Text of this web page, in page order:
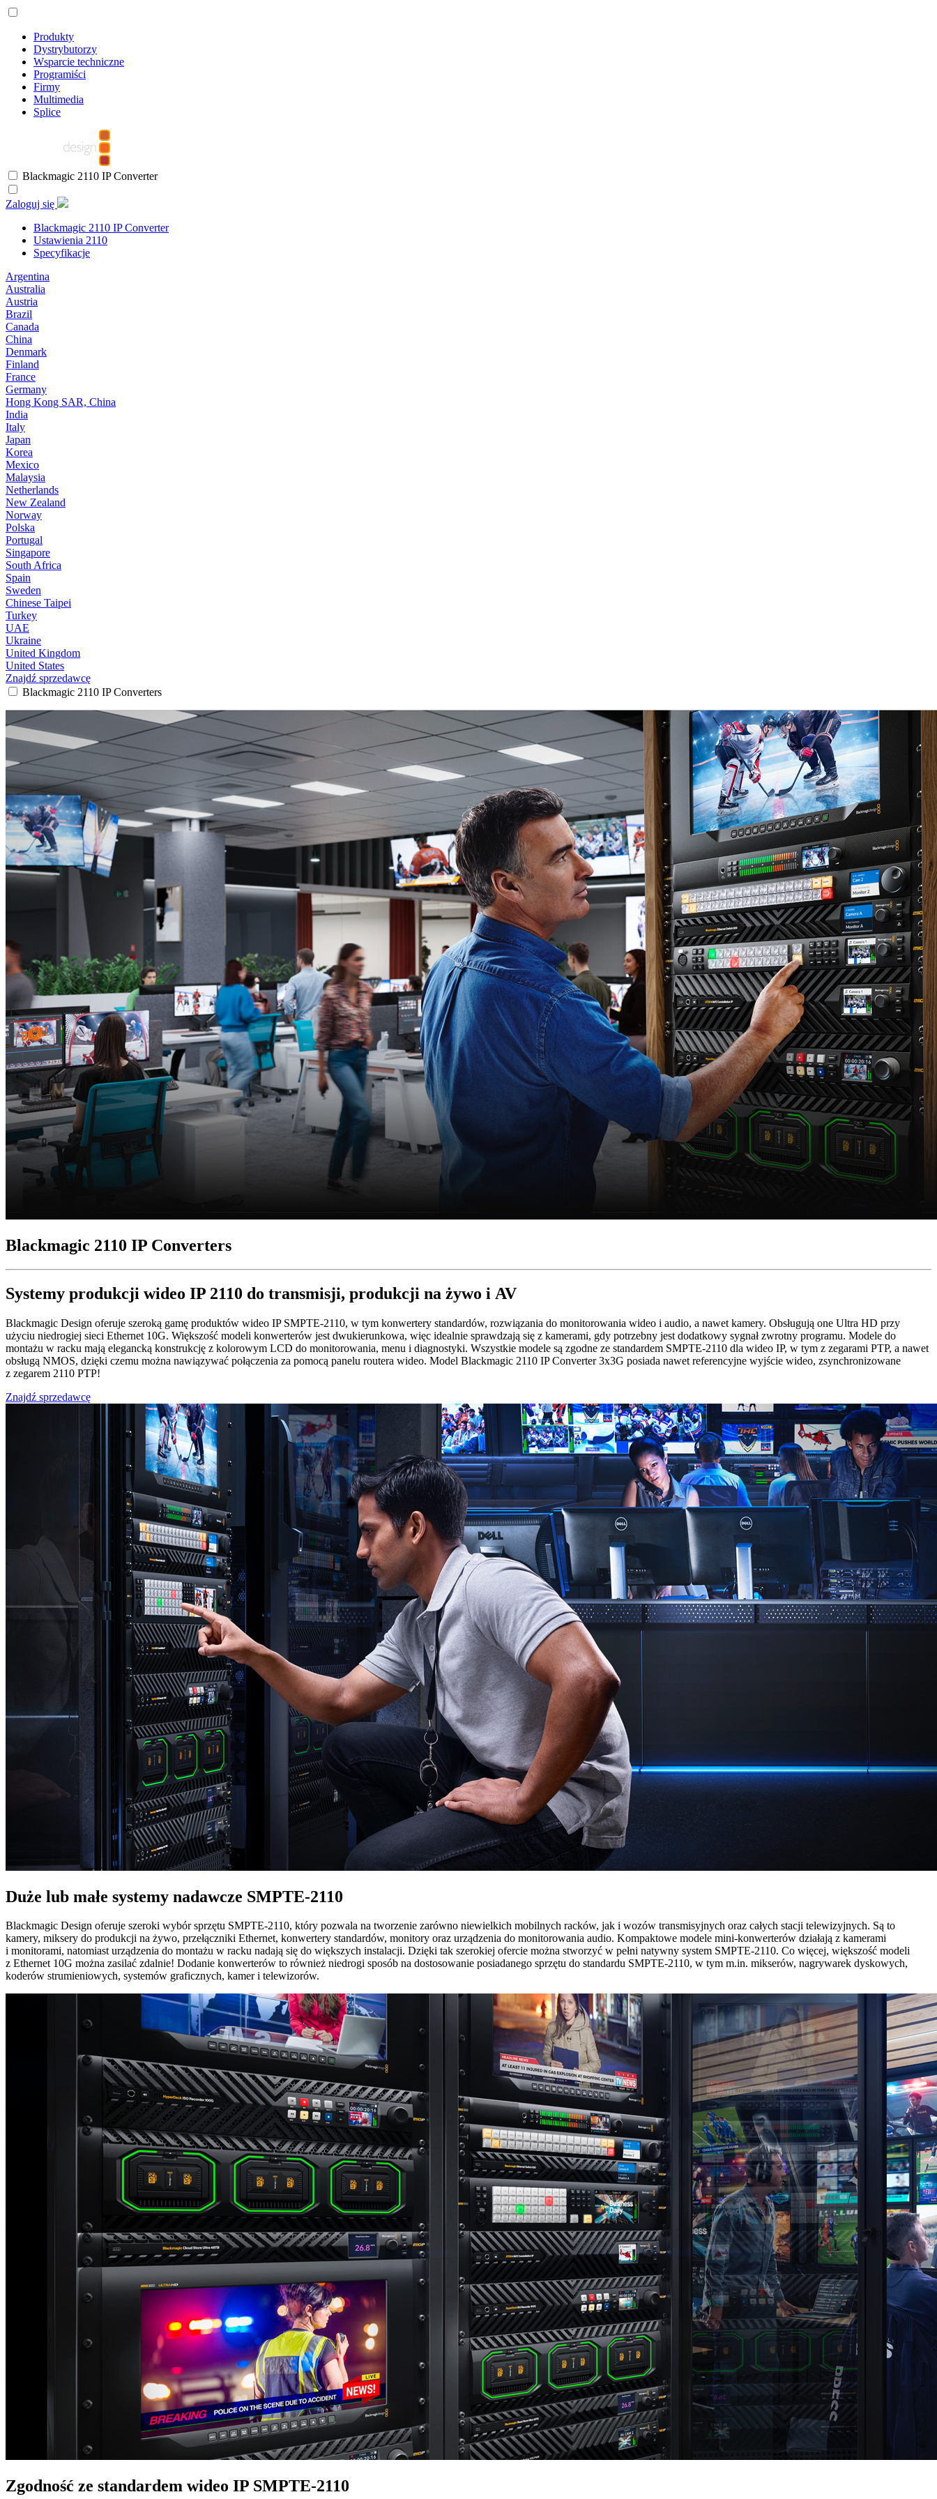
Produkty
Dystrybutorzy
Wsparcie techniczne
Programiści
Firmy
Multimedia
Splice
Blackmagic 2110 IP Converter
Zaloguj się
Blackmagic 2110 IP Converter
Ustawienia 2110
Specyfikacje
Argentina
Australia
Austria
Brazil
Canada
China
Denmark
Finland
France
Germany
Hong Kong SAR, China
India
Italy
Japan
Korea
Mexico
Malaysia
Netherlands
New Zealand
Norway
Polska
Portugal
Singapore
South Africa
Spain
Sweden
Chinese Taipei
Turkey
UAE
Ukraine
United Kingdom
United States
Znajdź sprzedawcę
Blackmagic 2110 IP Converters
Blackmagic 2110 IP Converters
Systemy produkcji wideo IP 2110 do transmisji, produkcji na żywo i AV
Blackmagic Design oferuje szeroką gamę produktów wideo IP SMPTE‑2110, w tym konwertery standardów, rozwiązania do monitorowania wideo i audio, a nawet kamery. Obsługują one Ultra HD przy
użyciu niedrogiej sieci Ethernet 10G. Większość modeli konwerterów jest dwukierunkowa, więc idealnie sprawdzają się z kamerami, gdy potrzebny jest dodatkowy sygnał zwrotny programu. Modele do
montażu w racku mają elegancką konstrukcję z kolorowym LCD do monitorowania, menu i diagnostyki. Wszystkie modele są zgodne ze standardem SMPTE‑2110 dla wideo IP, w tym z zegarami PTP, a nawet
obsługą NMOS, dzięki czemu można nawiązywać połączenia za pomocą panelu routera wideo. Model Blackmagic 2110 IP Converter 3x3G posiada nawet referencyjne wyjście wideo, zsynchronizowane
z zegarem 2110 PTP!
Znajdź sprzedawcę
Duże lub małe systemy nadawcze SMPTE‑2110
Blackmagic Design oferuje szeroki wybór sprzętu SMPTE‑2110, który pozwala na tworzenie zarówno niewielkich mobilnych racków, jak i wozów transmisyjnych oraz całych stacji telewizyjnych. Są to
kamery, miksery do produkcji na żywo, przełączniki Ethernet, konwertery standardów, monitory oraz urządzenia do monitorowania audio. Kompaktowe modele mini-konwerterów działają z kamerami
i monitorami, natomiast urządzenia do montażu w racku nadają się do większych instalacji. Dzięki tak szerokiej ofercie można stworzyć w pełni natywny system SMPTE‑2110. Co więcej, większość modeli
z Ethernet 10G można zasilać zdalnie! Dodanie konwerterów to również niedrogi sposób na dostosowanie posiadanego sprzętu do standardu SMPTE‑2110, w tym m.in. mikserów, nagrywarek dyskowych,
koderów strumieniowych, systemów graficznych, kamer i telewizorów.
Zgodność ze standardem wideo IP SMPTE‑2110